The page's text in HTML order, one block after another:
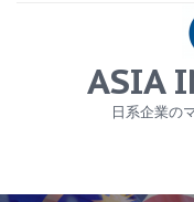
ニュース
ASIA
日系企業の